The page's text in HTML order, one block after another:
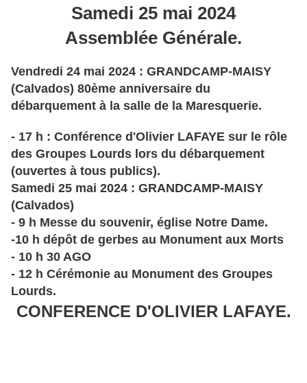
Samedi 25 mai 2024
Assemblée Générale.
Vendredi 24 mai 2024 : GRANDCAMP-MAISY
(Calvados) 80ème anniversaire du
débarquement à la salle de la Maresquerie.
- 17 h : Conférence d'Olivier LAFAYE sur le rôle
des Groupes Lourds lors du débarquement
(ouvertes à tous publics).
Samedi 25 mai 2024 : GRANDCAMP-MAISY
(Calvados)
- 9 h Messe du souvenir, église Notre Dame.
-10 h dépôt de gerbes au Monument aux Morts
- 10 h 30 AGO
- 12 h Cérémonie au Monument des Groupes
Lourds.
CONFERENCE D'OLIVIER LAFAYE.